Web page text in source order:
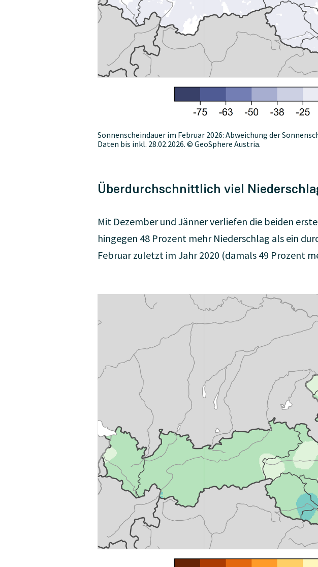
Sonnenscheindauer im Februar 2026: Abweichung der
Daten bis inkl. 28.02.2026. © GeoSphere Austria.
Überdurchschnittlich viel
Mit Dezember und Jänner verliefen die beiden
hingegen 48 Prozent mehr Niederschlag als ein
Februar zuletzt im Jahr 2020 (damals 49 Prozent